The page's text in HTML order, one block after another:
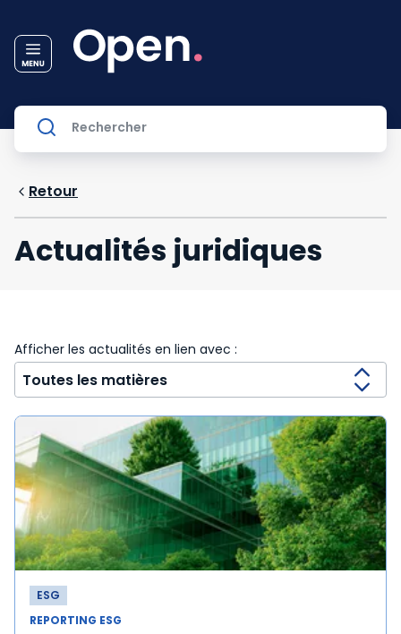
Retour
Actualités juridiques
Afficher les actualités en lien avec :
ESG
REPORTING ESG